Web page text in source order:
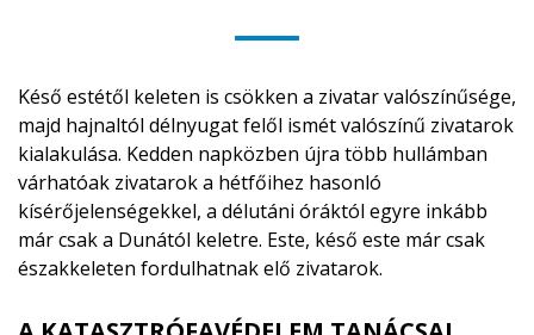
Késő estétől keleten is csökken a zivatar valószínűsége,
majd hajnaltól délnyugat felől ismét valószínű zivatarok
kialakulása. Kedden napközben újra több hullámban
várhatóak zivatarok a hétfőihez hasonló
kísérőjelenségekkel, a délutáni óráktól egyre inkább
már csak a Dunától keletre. Este, késő este már csak
északkeleten fordulhatnak elő zivatarok.